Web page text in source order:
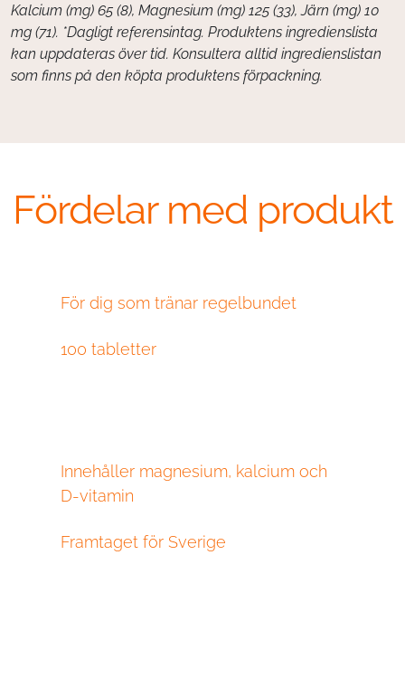
Kalcium (mg) 65 (8), Magnesium (mg) 125 (33), Järn (mg) 10
mg (71). *Dagligt referensintag. Produktens ingredienslista
kan uppdateras över tid. Konsultera alltid ingredienslistan
som finns på den köpta produktens förpackning.
Fördelar med produkt
För dig som tränar regelbundet
100 tabletter
Innehåller magnesium, kalcium och
D-vitamin
Framtaget för Sverige